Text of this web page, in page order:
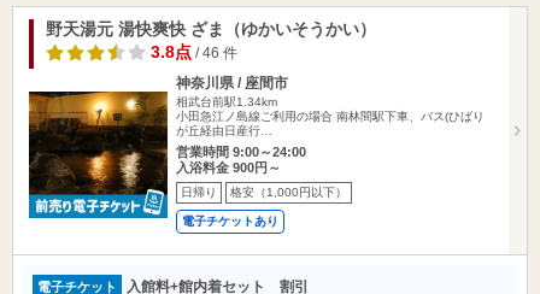
野天湯元 湯快爽快 ざま（ゆかいそうかい）
3.8点 / 46 件
神奈川県 / 座間市
相武台前駅1.34km
小田急江ノ島線ご利用の場合 南林間駅下車、バス(ひばり
が丘経由日産行…
営業時間 9:00～24:00
入浴料金 900円～
日帰り 格安（1,000円以下）
電子チケットあり
電子チケット 入館料+館内着セット 割引